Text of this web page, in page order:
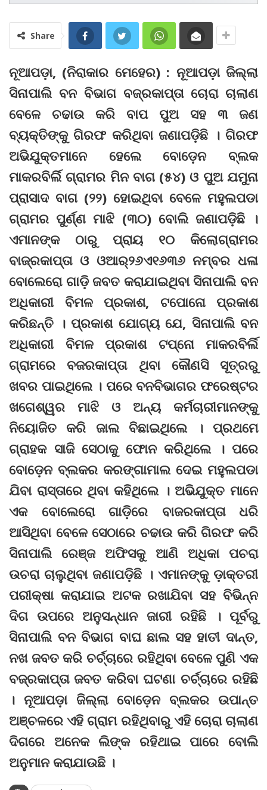
Share
ନୂଆପଡ଼ା, (ନିରାକାର ମେହେର) : ନୂଆପଡ଼ା ଜିଲ୍ଲା
ସିନାପାଲି ବନ ବିଭାଗ ବଜ୍ରକାପ୍ତା ଚୋରା ଚାଲାଣ
ବେଳେ ଚଢାଉ କରି ବାପ ପୁଅ ସହ ୩ ଜଣ
ବ୍ୟକ୍ତିଙ୍କୁ ଗିରଫ କରିଥିବା ଜଣାପଡ଼ିଛି । ଗିରଫ
ଅଭିଯୁକ୍ତମାନେ ହେଲେ ବୋଡ଼େନ ବ୍ଲକ
ମାକରବିର୍ଲି ଗ୍ରାମର ମିନ ବାଗ (୫୪) ଓ ପୁଅ ଯମୁନା
ପ୍ରାସାଦ ବାଗ (୨୨) ହୋଇଥିବା ବେଳେ ମହୁଲପଡା
ଗ୍ରାମର ପୁର୍ଣ୍ଣ ମାଝି (୩୦) ବୋଲି ଜଣାପଡ଼ିଛି ।
ଏମାନଙ୍କ ଠାରୁ ପ୍ରାୟ ୧୦ କିଲୋଗ୍ରାମର
ବାଜ୍ରକାପ୍ତା ଓ ଓଆର୍‌୨୬ଏ୧୬୩୬ ନମ୍ବର ଧଳା
ବୋଲେରୋ ଗାଡ଼ି ଜବତ କରାଯାଇଥିବା ସିନାପାଲି ବନ
ଅଧିକାରୀ ବିମଳ ପ୍ରକାଶ, ଟପୋନୋ ପ୍ରକାଶ
କରିଛନ୍ତି । ପ୍ରକାଶ ଯୋଗ୍ୟ ଯେ, ସିନାପାଲି ବନ
ଅଧିକାରୀ ବିମଳ ପ୍ରକାଶ ଟପ୍ନୋ ମାକରବିର୍ଲି
ଗ୍ରାମରେ ବଜରକାପ୍ତା ଥିବା କୌଣସି ସୂତ୍ରରୁ
ଖବର ପାଇଥିଲେ । ପରେ ବନବିଭାଗର ଫରେଷ୍ଟର
ଖଗେଶ୍ୱର ମାଝି ଓ ଅନ୍ୟ କର୍ମଚାରୀମାନଙ୍କୁ
ନିୟୋଜିତ କରି ଜାଲ ବିଛାଇଥିଲେ । ପ୍ରଥମେ
ଗ୍ରାହକ ସାଜି ସେଠାକୁ ଫୋନ କରିଥିଲେ । ପରେ
ବୋଡ଼େନ ବ୍ଲକର କରଙ୍ଗାମାଲ ଦେଇ ମହୁଲପଡା
ଯିବା ରାସ୍ତାରେ ଥିବା କହିଥିଲେ । ଅଭିଯୁକ୍ତ ମାନେ
ଏକ ବୋଲେରୋ ଗାଡ଼ିରେ ବାଜରକାପ୍ତା ଧରି
ଆସିଥିବା ବେଳେ ସେଠାରେ ଚଢାଉ କରି ଗିରଫ କରି
ସିନାପାଲି ରେଞ୍ଜ ଅଫିସକୁ ଆଣି ଅଧିକା ପଚରା
ଉଚରା ଚାଲୁଥିବା ଜଣାପଡ଼ିଛି । ଏମାନଙ୍କୁ ଡ଼ାକ୍ତରୀ
ପରୀକ୍ଷା କରାଯାଇ ଅଟକ ରଖାଯିବା ସହ ବିଭିନ୍ନ
ଦିଗ ଉପରେ ଅନୁସନ୍ଧାନ ଜାରୀ ରହିଛି । ପୂର୍ବରୁ
ସିନାପାଲି ବନ ବିଭାଗ ବାଘ ଛାଲ ସହ ହାତୀ ଦାନ୍ତ,
ନଖ ଜବତ କରି ଚର୍ଚ୍ଚାରେ ରହିଥିବା ବେଳେ ପୁଣି ଏକ
ବଜ୍ରକାପ୍ତା ଜବତ କରିବା ଘଟଣା ଚର୍ଚ୍ଚାରେ ରହିଛି
। ନୂଆପଡ଼ା ଜିଲ୍ଲା ବୋଡ଼େନ ବ୍ଲକର ଉପାନ୍ତ
ଅଞ୍ଚଳରେ ଏହି ଗ୍ରାମ ରହିଥିବାରୁ ଏହି ଚୋରା ଚାଲାଣ
ଦିଗରେ ଅନେକ ଲିଙ୍କ ରହିଥାଇ ପାରେ ବୋଲି
ଅନୁମାନ କରାଯାଉଛି ।